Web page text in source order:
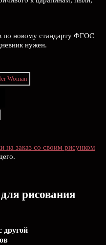
по новому стандарту ФГОС
нужен.
на заказ со своим рисунком
рисования
другой